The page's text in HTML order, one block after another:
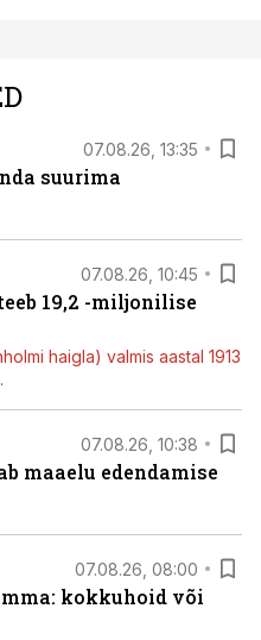
07.08.26, 13:35
suurima
07.08.26, 10:45
19,2 -miljonilise
haigla) valmis aastal 1913
07.08.26, 10:38
maaelu edendamise
07.08.26, 08:00
kokkuhoid või